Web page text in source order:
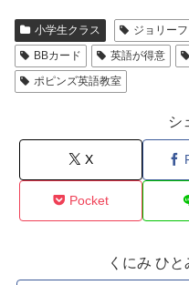
小学生クラス ジョリー
BBカード
英語が得意
ポピンズ英語教室
シ
X
Pocket
くにみ ひ